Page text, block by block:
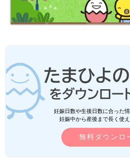
妊娠日数や生後日数に合った
妊娠中から産後まで長く使
無料ダウンロ